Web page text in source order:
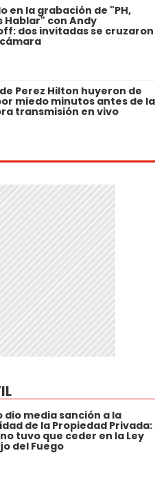
en la grabación de "PH,
Hablar" con Andy
dos invitadas se cruzaron
Perez Hilton huyeron de
miedo minutos antes de la
transmisión en vivo
dio media sanción a la
de la Propiedad Privada:
tuvo que ceder en la Ley
del Fuego